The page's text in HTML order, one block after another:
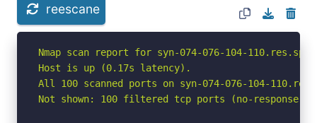
reescane
Nmap scan report for syn-074-076-104-
Host is up (0.17s latency).
All 100 scanned ports on syn-074-076-104-
Not shown: 100 filtered tcp ports (no-response)